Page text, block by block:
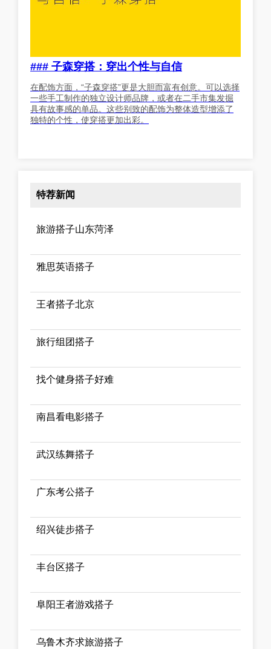
### 子森穿搭：穿出个性与自信
在配饰方面，“子森穿搭”更是大胆而富有创意。可以选择
一些手工制作的独立设计师品牌，或者在二手市集发掘
具有故事感的单品。这些别致的配饰为整体造型增添了
独特的个性，使穿搭更加出彩。
特荐新闻
旅游搭子山东菏泽
雅思英语搭子
王者搭子北京
旅行组团搭子
找个健身搭子好难
南昌看电影搭子
武汉练舞搭子
广东考公搭子
绍兴徒步搭子
丰台区搭子
阜阳王者游戏搭子
乌鲁木齐求旅游搭子